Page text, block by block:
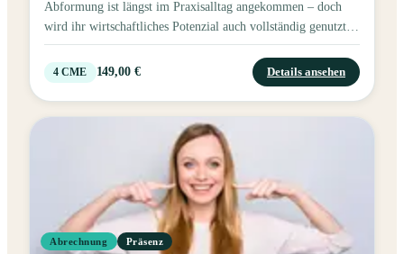
Abformung ist längst im Praxisalltag angekommen – doch
wird ihr wirtschaftliches Potenzial auch vollständig genutzt?
Gemeinsam mit unserem Referenten, einem erfahrenen
selbstständigen Praxismanager und Spezialisten für externe
zahnärztliche Abrechnung, vertiefen wir die
rund um den strategischen Einsatz des Intraoralscanners.
Programm GOZ-konforme und wirtschaftlich optimale
Abrechnung digitaler Abformungen Betriebswirtschaftliche
Einordnung des Scannereinsatzes im Praxisalltag Effiziente
Umsetzung von Kombinationsarbeiten Rechtssichere
Dokumentation und überzeugende Argumentation gegenüber
Kostenträgern Praxisnahe Fallanalysen und strukturierte
4 CME 149,00 € Details ansehen
Abrechnung Präsenz